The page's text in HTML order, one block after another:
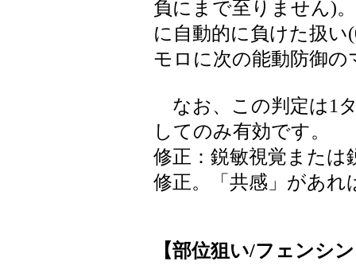
負にまで至りません)
に自動的に負けた扱
モロに次の能動防御
なお、この判定は1
してのみ有効です。
修正：鋭敏視覚また
修正。「共感」があれ
【部位狙い/フェンシ